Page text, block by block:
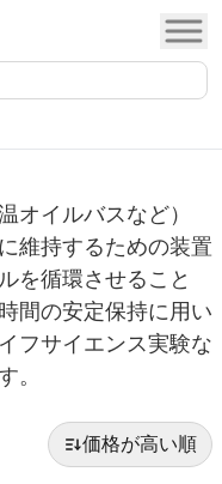
オイルバスなど）
維持するための装置
を循環させること
間の安定保持に用い
フサイエンス実験な
。
価格が高い順